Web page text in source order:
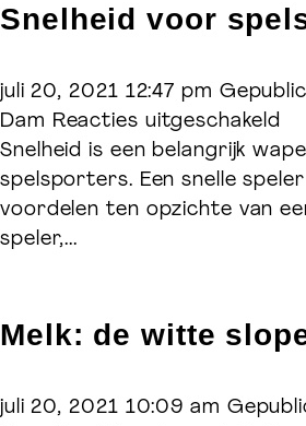
Snelheid voor
juli 20, 2021 12:47 pm
Dam Reacties uitgeschakeld
Snelheid is een belangrijk
spelsporters. Een snelle
voordelen ten opzichte van
speler,...
Melk: de witte
juli 20, 2021 10:09 am